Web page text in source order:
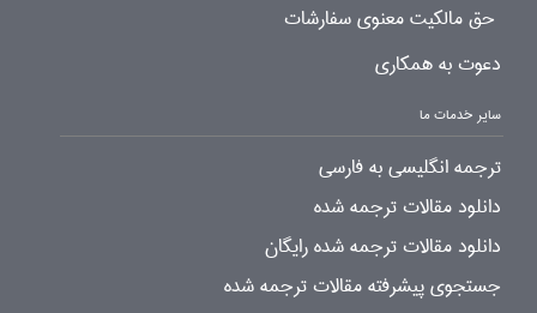
حق مالکیت معنوی سفارشات
دعوت به همکاری
سایر خدمات ما
ترجمه انگلیسی به فارسی
دانلود مقالات ترجمه شده
دانلود مقالات ترجمه شده رایگان
جستجوی پیشرفته مقالات ترجمه شده